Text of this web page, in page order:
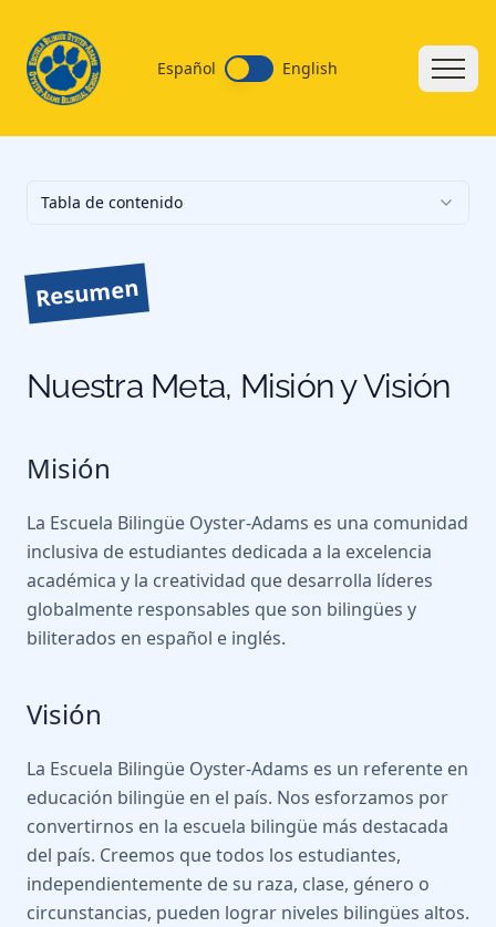
Español English
Tabla de contenido
Resumen
Nuestra Meta, Misión y Visión
Misión
La Escuela Bilingüe Oyster-Adams es una comunidad
inclusiva de estudiantes dedicada a la excelencia
académica y la creatividad que desarrolla líderes
globalmente responsables que son bilingües y
biliterados en español e inglés.
Visión
La Escuela Bilingüe Oyster-Adams es un referente en
educación bilingüe en el país. Nos esforzamos por
convertirnos en la escuela bilingüe más destacada
del país. Creemos que todos los estudiantes,
independientemente de su raza, clase, género o
circunstancias, pueden lograr niveles bilingües altos.